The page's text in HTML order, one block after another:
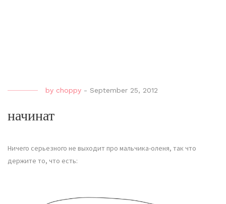
by choppy - September 25, 2012
начинат
Ничего серьезного не выходит про мальчика-оленя, так что
держите то, что есть: